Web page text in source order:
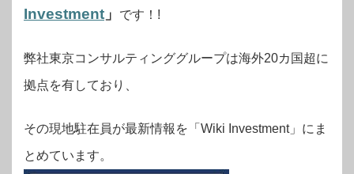
Investment 」 です！!
弊社東京コンサルティンググループは海外20カ国超に
拠点を有しており、
その現地駐在員が最新情報を「Wiki Investment」にま
とめています。